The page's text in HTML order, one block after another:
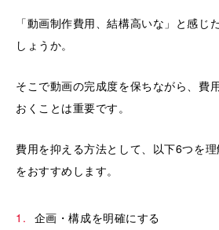
「動画制作費用、結構高いな」と感じ
しょうか。
そこで動画の完成度を保ちながら、費
おくことは重要です。
費用を抑える方法として、以下6つを
をおすすめします。
企画・構成を明確にする